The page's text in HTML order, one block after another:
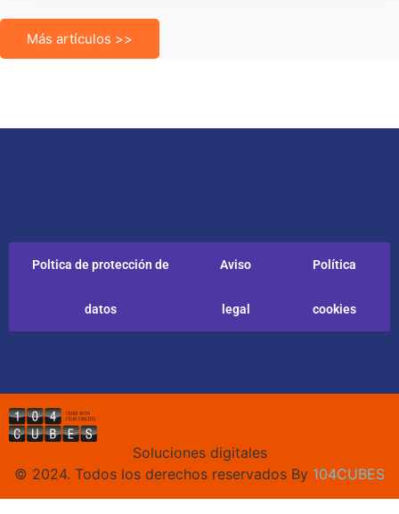
Más artículos >>
Poltica de protección de
datos
Aviso
legal
Política
cookies
Soluciones digitales
© 2024. Todos los derechos reservados By 104CUBES